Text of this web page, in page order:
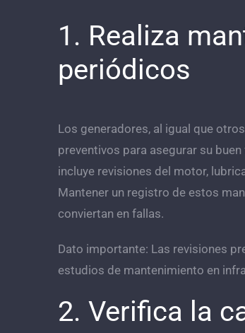
1. Realiza
periódicos
Los generadores, al igual que
preventivos para asegurar su
incluye revisiones del motor,
Mantener un registro de estos
conviertan en fallas.
Dato importante: Las revisiones
estudios de mantenimiento en
2. Verifica la